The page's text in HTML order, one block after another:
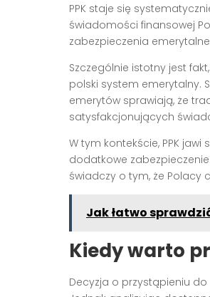
PPK staje się
świadomości finansowej
zabezpieczenia
Szczególnie istotny jest
polski system emerytalny.
emerytów sprawiają, że
satysfakcjonujących
W tym kontekście, PPK
dodatkowe
świadczy o tym, że Polacy
Jak łatwo
Kiedy warto
Decyzja o przystąpieniu